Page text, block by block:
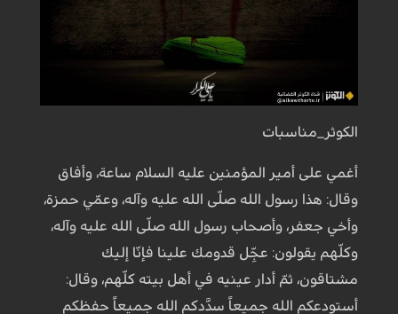
الكوثر_مناسبات
أغمي على أمير المؤمنين عليه السلام ساعة، وأفاق
وقال: هذا رسول الله صلّى الله عليه وآله، وعمّي حمزة،
وأخي جعفر، وأصحاب رسول الله صلّى الله عليه وآله،
وكلّهم يقولون: عجِّل قدومك علينا فإنّا إليك
مشتاقون، ثمّ أدار عينيه في أهل بيته كلّهم، وقال:
أستودعكم الله جميعاً سدَّدكم الله جميعاً حفظكم